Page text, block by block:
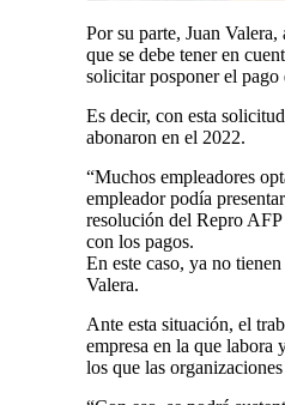
Por su parte, Juan
que se debe tener en
solicitar posponer el pago
Es decir, con esta
abonaron en el 2022.
“Muchos empleadores
empleador podía
resolución del Repro
con los pagos.
En este caso, ya no
Valera.
Ante esta situación, el
empresa en la que labora
los que las